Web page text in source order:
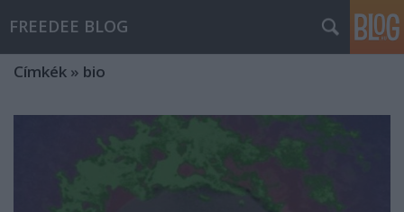
FREEDEE BLOG
Címkék » bio